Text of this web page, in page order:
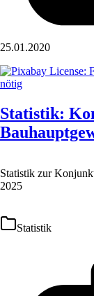
25.01.2020
Statistik:
Statistik zur
2025
Statistik